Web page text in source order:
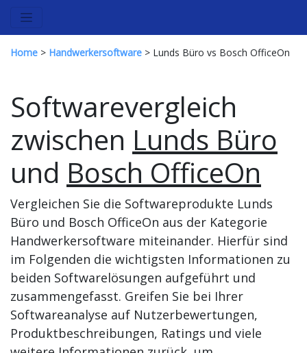
Home > Handwerkersoftware > Lunds Büro vs Bosch OfficeOn
Softwarevergleich
zwischen Lunds Büro
und Bosch OfficeOn
Vergleichen Sie die Softwareprodukte Lunds
Büro und Bosch OfficeOn aus der Kategorie
Handwerkersoftware miteinander. Hierfür sind
im Folgenden die wichtigsten Informationen zu
beiden Softwarelösungen aufgeführt und
zusammengefasst. Greifen Sie bei Ihrer
Softwareanalyse auf Nutzerbewertungen,
Produktbeschreibungen, Ratings und viele